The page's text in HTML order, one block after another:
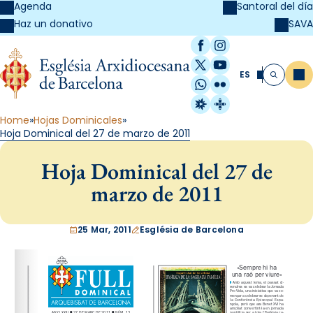
Agenda
Haz un donativo
Santoral del día
SAVA
Facebook
Instagram
X / Twitter
YouTube
WhatsApp
Flickr
Radio Estel
Catalunya
ES Buscar
Home Hojas Dominicales
Hoja Dominical del 27 de marzo de 2011
Hoja Dominical del 27 de
marzo de 2011
25 Mar, 2011 Església de Barcelona